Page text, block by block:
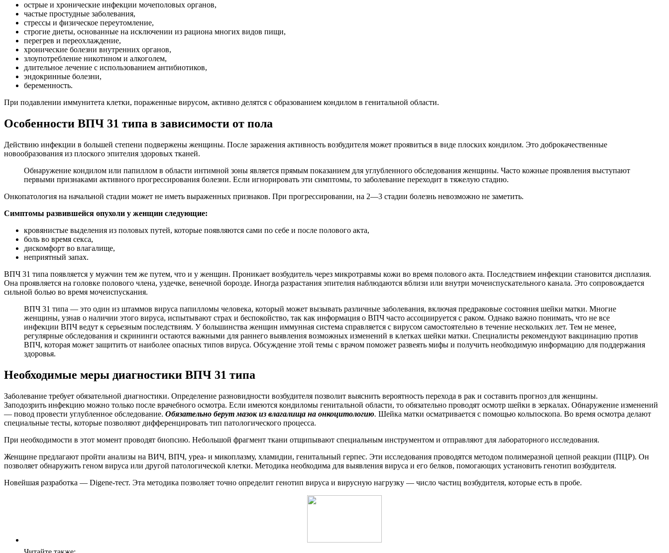
острые и хронические инфекции мочеполовых органов,
частые простудные заболевания,
стрессы и физическое переутомление,
строгие диеты, основанные на исключении из рациона многих видов пищи,
перегрев и переохлаждение,
хронические болезни внутренних органов,
злоупотребление никотином и алкоголем,
длительное лечение с использованием антибиотиков,
эндокринные болезни,
беременность.
При подавлении иммунитета клетки, пораженные вирусом, активно делятся с образованием кондилом в генитальной области.
Особенности ВПЧ 31 типа в зависимости от пола
Действию инфекции в большей степени подвержены женщины. После заражения активность возбудителя может проявиться в виде плоских кондилом. Это доброкачественные
новообразования из плоского эпителия здоровых тканей.
Обнаружение кондилом или папиллом в области интимной зоны является прямым показанием для углубленного обследования женщины. Часто кожные проявления выступают
первыми признаками активного прогрессирования болезни. Если игнорировать эти симптомы, то заболевание переходит в тяжелую стадию.
Онкопатология на начальной стадии может не иметь выраженных признаков. При прогрессировании, на 2—3 стадии болезнь невозможно не заметить.
Симптомы развившейся опухоли у женщин следующие:
кровянистые выделения из половых путей, которые появляются сами по себе и после полового акта,
боль во время секса,
дискомфорт во влагалище,
неприятный запах.
ВПЧ 31 типа появляется у мужчин тем же путем, что и у женщин. Проникает возбудитель через микротравмы кожи во время полового акта. Последствием инфекции становится дисплазия.
Она проявляется на головке полового члена, уздечке, венечной борозде. Иногда разрастания эпителия наблюдаются вблизи или внутри мочеиспускательного канала. Это сопровождается
сильной болью во время мочеиспускания.
ВПЧ 31 типа — это один из штаммов вируса папилломы человека, который может вызывать различные заболевания, включая предраковые состояния шейки матки. Многие
женщины, узнав о наличии этого вируса, испытывают страх и беспокойство, так как информация о ВПЧ часто ассоциируется с раком. Однако важно понимать, что не все
инфекции ВПЧ ведут к серьезным последствиям. У большинства женщин иммунная система справляется с вирусом самостоятельно в течение нескольких лет. Тем не менее,
регулярные обследования и скрининги остаются важными для раннего выявления возможных изменений в клетках шейки матки. Специалисты рекомендуют вакцинацию против
ВПЧ, которая может защитить от наиболее опасных типов вируса. Обсуждение этой темы с врачом поможет развеять мифы и получить необходимую информацию для поддержания
здоровья.
Необходимые меры диагностики ВПЧ 31 типа
Заболевание требует обязательной диагностики. Определение разновидности возбудителя позволит выяснить вероятность перехода в рак и составить прогноз для женщины.
Заподозрить инфекцию можно только после врачебного осмотра. Если имеются кондиломы генитальной области, то обязательно проводят осмотр шейки в зеркалах. Обнаружение изменений
— повод провести углубленное обследование. Обязательно берут мазок из влагалища на онкоцитологию. Шейка матки осматривается с помощью кольпоскопа. Во время осмотра делают
специальные тесты, которые позволяют дифференцировать тип патологического процесса.
При необходимости в этот момент проводят биопсию. Небольшой фрагмент ткани отщипывают специальным инструментом и отправляют для лабораторного исследования.
Женщине предлагают пройти анализы на ВИЧ, ВПЧ, уреа- и микоплазму, хламидии, генитальный герпес. Эти исследования проводятся методом полимеразной цепной реакции (ПЦР). Он
позволяет обнаружить геном вируса или другой патологической клетки. Методика необходима для выявления вируса и его белков, помогающих установить генотип возбудителя.
Новейшая разработка — Digene-тест. Эта методика позволяет точно определит генотип вируса и вирусную нагрузку — число частиц возбудителя, которые есть в пробе.